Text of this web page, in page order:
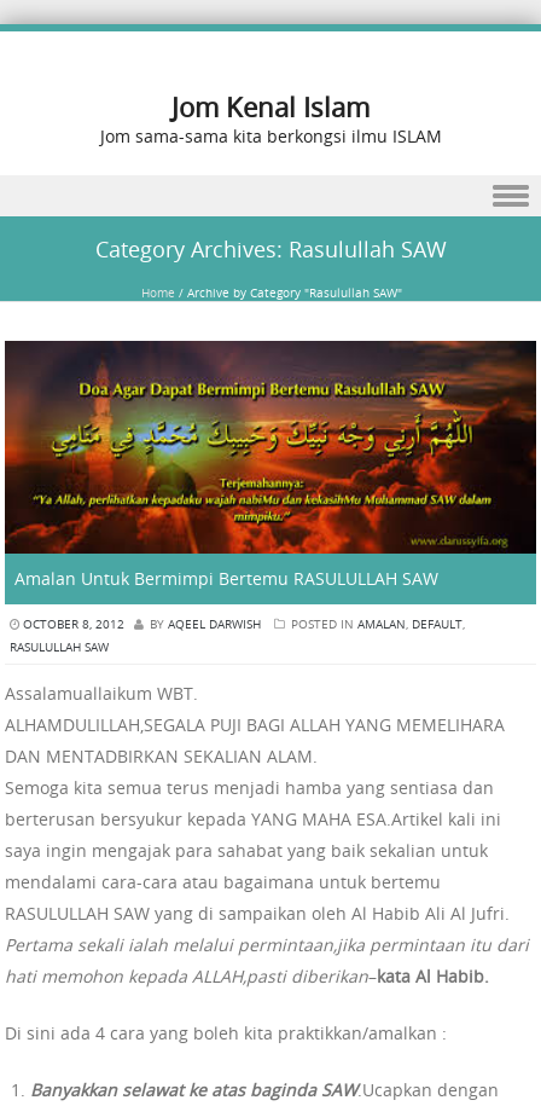
Jom Kenal Islam
Jom sama-sama kita berkongsi ilmu ISLAM
Category Archives: Rasulullah SAW
Home / Archive by Category "Rasulullah SAW"
Amalan Untuk Bermimpi Bertemu RASULULLAH SAW
OCTOBER 8, 2012 BY AQEEL DARWISH POSTED IN AMALAN, DEFAULT,
RASULULLAH SAW
Assalamuallaikum WBT.
ALHAMDULILLAH,SEGALA PUJI BAGI ALLAH YANG MEMELIHARA
DAN MENTADBIRKAN SEKALIAN ALAM.
Semoga kita semua terus menjadi hamba yang sentiasa dan
berterusan bersyukur kepada YANG MAHA ESA.Artikel kali ini
saya ingin mengajak para sahabat yang baik sekalian untuk
mendalami cara-cara atau bagaimana untuk bertemu
RASULULLAH SAW yang di sampaikan oleh Al Habib Ali Al Jufri.
Pertama sekali ialah melalui permintaan,jika permintaan itu dari
hati memohon kepada ALLAH,pasti diberikan–kata Al Habib.
Di sini ada 4 cara yang boleh kita praktikkan/amalkan :
Banyakkan selawat ke atas baginda SAW.Ucapkan dengan